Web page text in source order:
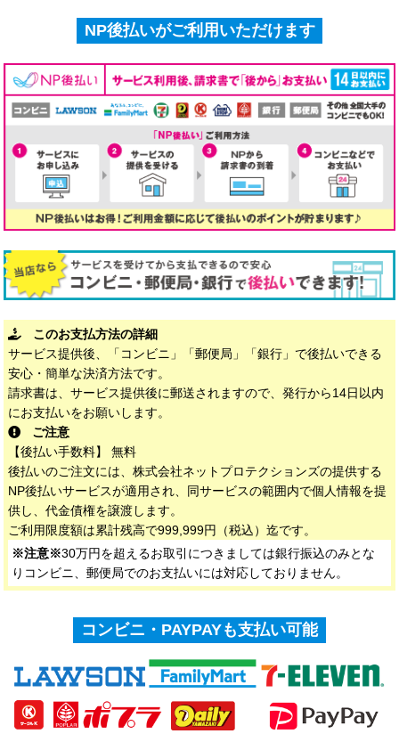
NP後払いがご利用いただけます
このお支払方法の詳細
サービス提供後、「コンビニ」「郵便局」「銀行」で後払いできる
安心・簡単な決済方法です。
請求書は、サービス提供後に郵送されますので、発行から14日以内
にお支払いをお願いします。
ご注意
【後払い手数料】 無料
後払いのご注文には、株式会社ネットプロテクションズの提供する
NP後払いサービスが適用され、同サービスの範囲内で個人情報を提
供し、代金債権を譲渡します。
ご利用限度額は累計残高で999,999円（税込）迄です。
※注意※30万円を超えるお取引につきましては銀行振込のみとな
りコンビニ、郵便局でのお支払いには対応しておりません。
コンビニ・PAYPAYも支払い可能